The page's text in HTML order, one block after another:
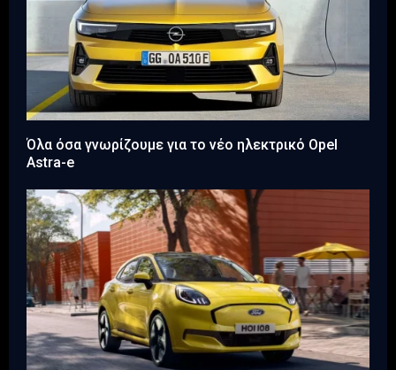
Όλα όσα γνωρίζουμε για το νέο ηλεκτρικό Opel
Astra-e